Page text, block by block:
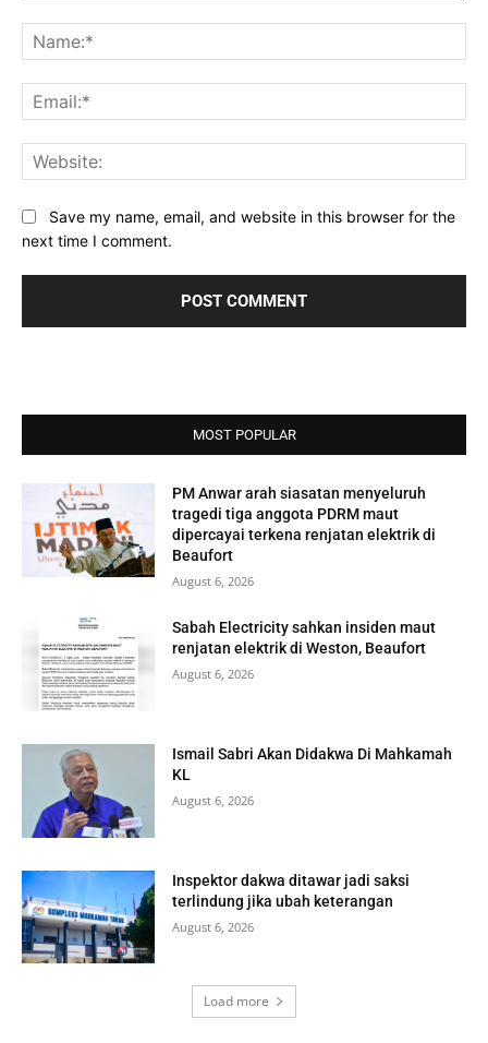
Save my name, email, and website in this browser for the
next time I comment.
MOST POPULAR
PM Anwar arah siasatan menyeluruh
tragedi tiga anggota PDRM maut
dipercayai terkena renjatan elektrik di
Beaufort
August 6, 2026
Sabah Electricity sahkan insiden maut
renjatan elektrik di Weston, Beaufort
August 6, 2026
Ismail Sabri Akan Didakwa Di Mahkamah
KL
August 6, 2026
Inspektor dakwa ditawar jadi saksi
terlindung jika ubah keterangan
August 6, 2026
Load more